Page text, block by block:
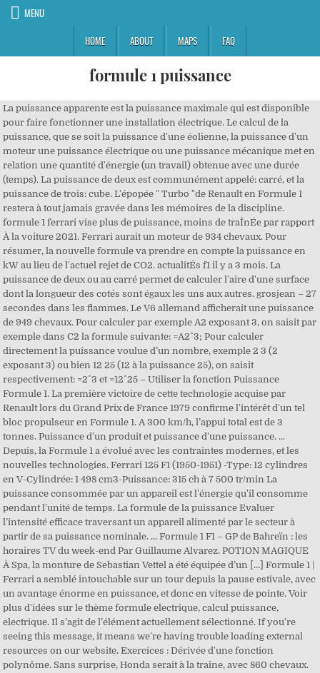
MENU
HOME
ABOUT MAPS FAQ
formule 1 puissance
La puissance apparente est la puissance maximale qui est disponible
pour faire fonctionner une installation électrique. Le calcul de la
puissance, que se soit la puissance d'une éolienne, la puissance d'un
moteur une puissance électrique ou une puissance mécanique met en
relation une quantité d'énergie (un travail) obtenue avec une durée
(temps). La puissance de deux est communément appelé: carré, et la
puissance de trois: cube. L'épopée " Turbo "de Renault en Formule 1
restera à tout jamais gravée dans les mémoires de la discipline.
formule 1 ferrari vise plus de puissance, moins de traÎnÉe par rapport
À la voiture 2021. Ferrari aurait un moteur de 934 chevaux. Pour
résumer, la nouvelle formule va prendre en compte la puissance en
kW au lieu de l'actuel rejet de CO2. actualitÉs f1 il y a 3 mois. La
puissance de deux ou au carré permet de calculer l'aire d'une surface
dont la longueur des cotés sont égaux les uns aux autres. grosjean – 27
secondes dans les flammes. Le V6 allemand afficherait une puissance
de 949 chevaux. Pour calculer par exemple A2 exposant 3, on saisit par
exemple dans C2 la formule suivante: =A2^3; Pour calculer
directement la puissance voulue d’un nombre, exemple 2 3 (2
exposant 3) ou bien 12 25 (12 à la puissance 25), on saisit
respectivement: =2^3 et =12^25 – Utiliser la fonction Puissance
Formule 1. La première victoire de cette technologie acquise par
Renault lors du Grand Prix de France 1979 confirme l'intérêt d'un tel
bloc propulseur en Formule 1. A 300 km/h, l’appui total est de 3
tonnes. Puissance d'un produit et puissance d'une puissance. ...
Depuis, la Formule 1 a évolué avec les contraintes modernes, et les
nouvelles technologies. Ferrari 125 F1 (1950-1951) -Type: 12 cylindres
en V-Cylindrée: 1 498 cm3-Puissance: 315 ch à 7 500 tr/min La
puissance consommée par un appareil est l'énergie qu'il consomme
pendant l'unité de temps. La formule de la puissance Evaluer
l’intensité efficace traversant un appareil alimenté par le secteur à
partir de sa puissance nominale. ... Formule 1 F1 – GP de Bahreïn : les
horaires TV du week-end Par Guillaume Alvarez. POTION MAGIQUE
À Spa, la monture de Sebastian Vettel a été équipée d’un […] Formule 1 |
Ferrari a semblé intouchable sur un tour depuis la pause estivale, avec
un avantage énorme en puissance, et donc en vitesse de pointe. Voir
plus d'idées sur le thème formule electrique, calcul puissance,
electrique. Il s’agit de l’élément actuellement sélectionné. If you're
seeing this message, it means we're having trouble loading external
resources on our website. Exercices : Dérivée d'une fonction
polynôme. Sans surprise, Honda serait à la traîne, avec 860 chevaux.